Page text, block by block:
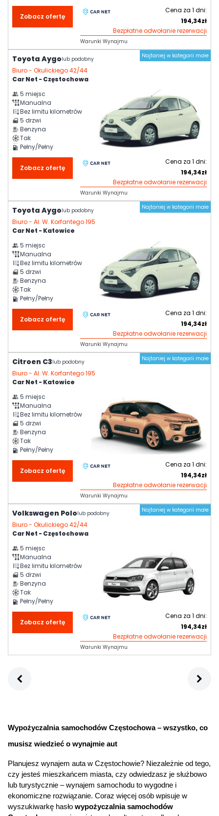
Zobacz ofertę
Cena za 1 dni:
194,34zł
Bezpłatne odwołanie rezerwacji
Warunki Wynajmu
Najtaniej w kategorii małe
Toyota Aygolub podobny
Biuro - Okulickiego 42/44
Car Net - Częstochowa
5 miejsc
Manualna
Bez limitu kilometrów
5 drzwi
Benzyna
Tak
Pełny/Pełny
Zobacz ofertę
Cena za 1 dni:
194,34zł
Bezpłatne odwołanie rezerwacji
Warunki Wynajmu
Najtaniej w kategorii małe
Toyota Aygolub podobny
Biuro - Al. W. Korfantego 195
Car Net - Katowice
5 miejsc
Manualna
Bez limitu kilometrów
5 drzwi
Benzyna
Tak
Pełny/Pełny
Zobacz ofertę
Cena za 1 dni:
194,34zł
Bezpłatne odwołanie rezerwacji
Warunki Wynajmu
Najtaniej w kategorii małe
Citroen C3lub podobny
Biuro - Al. W. Korfantego 195
Car Net - Katowice
5 miejsc
Manualna
Bez limitu kilometrów
5 drzwi
Benzyna
Tak
Pełny/Pełny
Zobacz ofertę
Cena za 1 dni:
194,34zł
Bezpłatne odwołanie rezerwacji
Warunki Wynajmu
Najtaniej w kategorii małe
Volkswagen Pololub podobny
Biuro - Okulickiego 42/44
Car Net - Częstochowa
5 miejsc
Manualna
Bez limitu kilometrów
5 drzwi
Benzyna
Tak
Pełny/Pełny
Zobacz ofertę
Cena za 1 dni:
194,34zł
Bezpłatne odwołanie rezerwacji
Warunki Wynajmu
Wypożyczalnia samochodów Częstochowa – wszystko, co
musisz wiedzieć o wynajmie aut
Planujesz wynajem auta w Częstochowie? Niezależnie od tego,
czy jesteś mieszkańcem miasta, czy odwiedzasz je służbowo
lub turystycznie – wynajem samochodu to wygodne i
ekonomiczne rozwiązanie. Coraz więcej osób wpisuje w
wyszukiwarkę hasło wypożyczalnia samochodów